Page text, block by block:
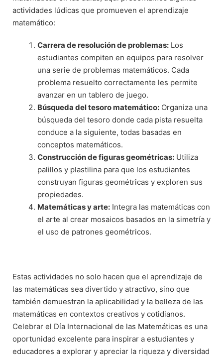
actividades lúdicas que promueven el aprendizaje
matemático:
Carrera de resolución de problemas: Los
estudiantes compiten en equipos para resolver
una serie de problemas matemáticos. Cada
problema resuelto correctamente les permite
avanzar en un tablero de juego.
Búsqueda del tesoro matemático: Organiza una
búsqueda del tesoro donde cada pista resuelta
conduce a la siguiente, todas basadas en
conceptos matemáticos.
Construcción de figuras geométricas: Utiliza
palillos y plastilina para que los estudiantes
construyan figuras geométricas y exploren sus
propiedades.
Matemáticas y arte: Integra las matemáticas con
el arte al crear mosaicos basados en la simetría y
el uso de patrones geométricos.
Estas actividades no solo hacen que el aprendizaje de
las matemáticas sea divertido y atractivo, sino que
también demuestran la aplicabilidad y la belleza de las
matemáticas en contextos creativos y cotidianos.
Celebrar el Día Internacional de las Matemáticas es una
oportunidad excelente para inspirar a estudiantes y
educadores a explorar y apreciar la riqueza y diversidad